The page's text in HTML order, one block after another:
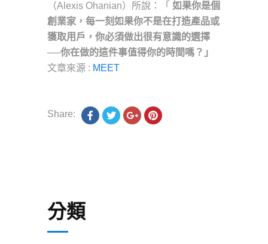
（Alexis Ohanian）所說：「 如果你是個
創業家，每一刻如果你不是在打造產品或
獲取用戶，你必須做出很有意識的選擇
──你在做的這件事值得你的時間嗎？」
文章來源 : MEET
Share:
分類